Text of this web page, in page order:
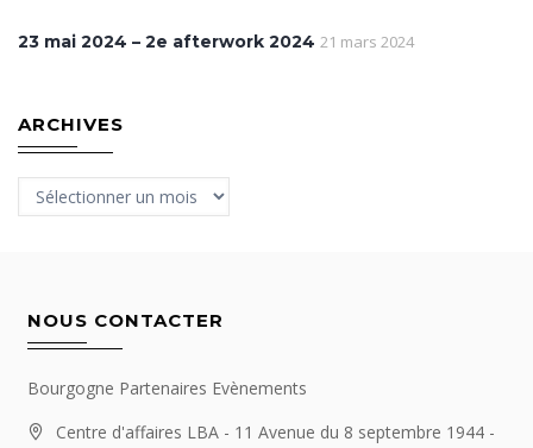
23 mai 2024 – 2e afterwork 2024 21 mars 2024
ARCHIVES
Archives
NOUS CONTACTER
Bourgogne Partenaires Evènements
Centre d'affaires LBA - 11 Avenue du 8 septembre 1944 -